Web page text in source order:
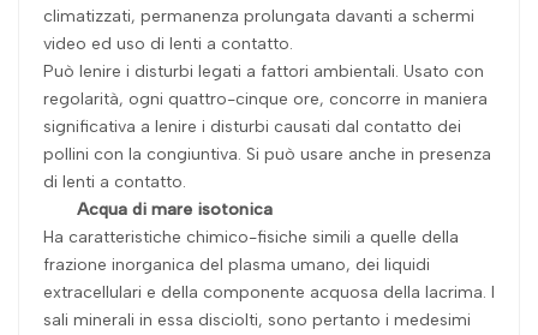
climatizzati, permanenza prolungata davanti a schermi
video ed uso di lenti a contatto.
Può lenire i disturbi legati a fattori ambientali. Usato con
regolarità, ogni quattro-cinque ore, concorre in maniera
significativa a lenire i disturbi causati dal contatto dei
pollini con la congiuntiva. Si può usare anche in presenza
di lenti a contatto.
Acqua di mare isotonica
Ha caratteristiche chimico-fisiche simili a quelle della
frazione inorganica del plasma umano, dei liquidi
extracellulari e della componente acquosa della lacrima. I
sali minerali in essa disciolti, sono pertanto i medesimi